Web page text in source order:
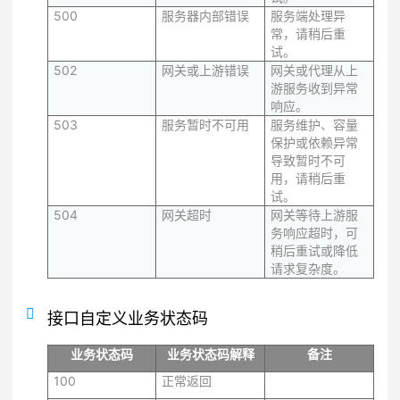
500
服务器内部错误
服务端处理异
常，请稍后重
试。
502
网关或上游错误
网关或代理从上
游服务收到异常
响应。
503
服务暂时不可用
服务维护、容量
保护或依赖异常
导致暂时不可
用，请稍后重
试。
504
网关超时
网关等待上游服
务响应超时，可
稍后重试或降低
请求复杂度。
接口自定义业务状态码
业务状态码 业务状态码解释
备注
100
正常返回